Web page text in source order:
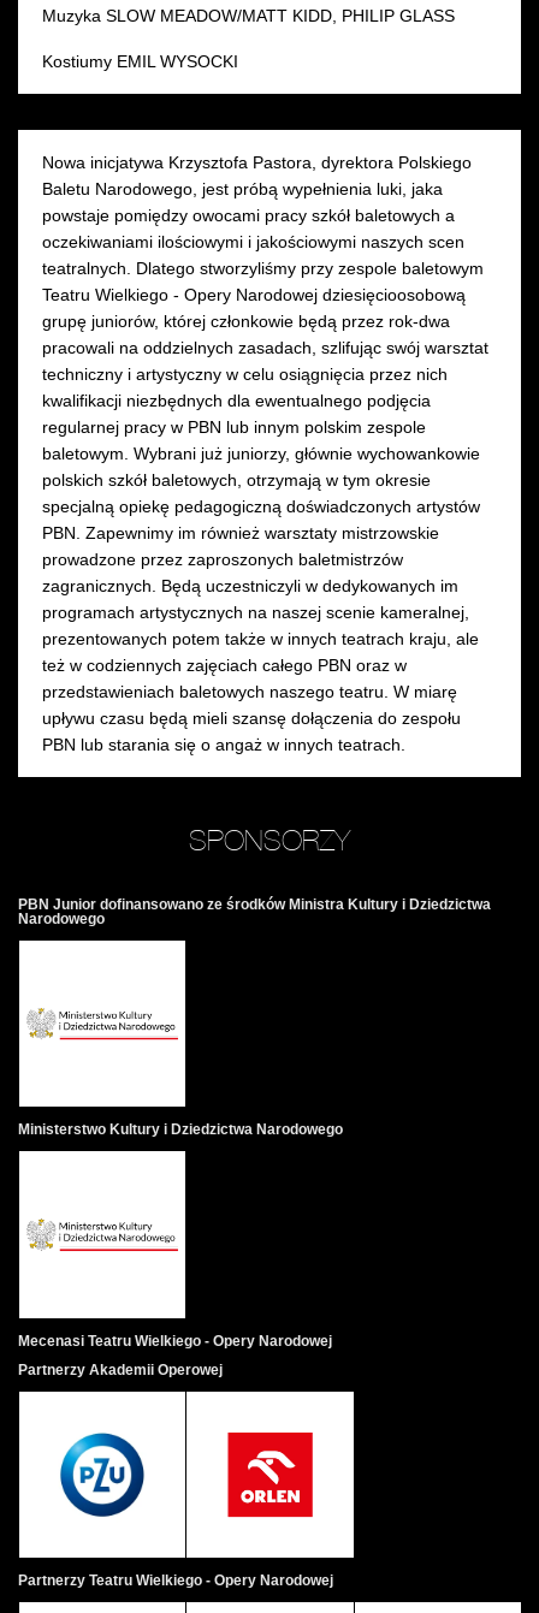
Muzyka SLOW MEADOW/MATT KIDD, PHILIP GLASS
Kostiumy EMIL WYSOCKI
Nowa inicjatywa Krzysztofa Pastora, dyrektora Polskiego
Baletu Narodowego, jest próbą wypełnienia luki, jaka
powstaje pomiędzy owocami pracy szkół baletowych a
oczekiwaniami ilościowymi i jakościowymi naszych scen
teatralnych. Dlatego stworzyliśmy przy zespole baletowym
Teatru Wielkiego - Opery Narodowej dziesięcioosobową
grupę juniorów, której członkowie będą przez rok-dwa
pracowali na oddzielnych zasadach, szlifując swój warsztat
techniczny i artystyczny w celu osiągnięcia przez nich
kwalifikacji niezbędnych dla ewentualnego podjęcia
regularnej pracy w PBN lub innym polskim zespole
baletowym. Wybrani już juniorzy, głównie wychowankowie
polskich szkół baletowych, otrzymają w tym okresie
specjalną opiekę pedagogiczną doświadczonych artystów
PBN. Zapewnimy im również warsztaty mistrzowskie
prowadzone przez zaproszonych baletmistrzów
zagranicznych. Będą uczestniczyli w dedykowanych im
programach artystycznych na naszej scenie kameralnej,
prezentowanych potem także w innych teatrach kraju, ale
też w codziennych zajęciach całego PBN oraz w
przedstawieniach baletowych naszego teatru. W miarę
upływu czasu będą mieli szansę dołączenia do zespołu
PBN lub starania się o angaż w innych teatrach.
SPONSORZY
PBN Junior dofinansowano ze środków Ministra Kultury i Dziedzictwa
Narodowego
Ministerstwo Kultury i Dziedzictwa Narodowego
Mecenasi Teatru Wielkiego - Opery Narodowej
Partnerzy Akademii Operowej
Partnerzy Teatru Wielkiego - Opery Narodowej